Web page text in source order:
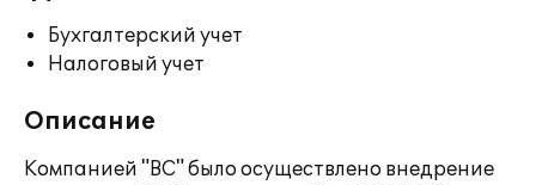
Бухгалтерский учет
Налоговый учет
Описание
Компанией "ВС" было осуществлено внедрение